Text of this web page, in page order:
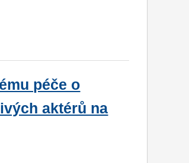
péče o
aktérů na